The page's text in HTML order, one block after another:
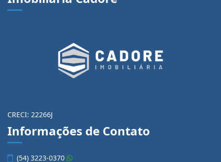
CRECI: 22266J
Informações de Contato
(54) 3223-0370